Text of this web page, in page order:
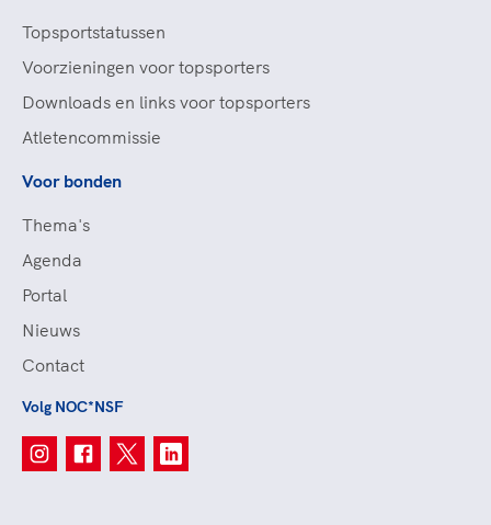
Topsportstatussen
Voorzieningen voor topsporters
Downloads en links voor topsporters
Atletencommissie
Voor bonden
Thema's
Agenda
Portal
Nieuws
Contact
Volg NOC*NSF